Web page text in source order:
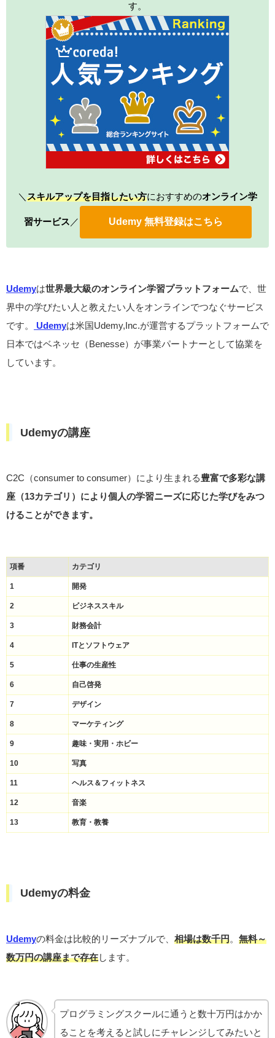
す。
＼ スキルアップを目指したい方におすすめのオンライン学
習サービス ／ Udemy 無料登録はこちら
Udemyは世界最大級のオンライン学習プラットフォームで、世
界中の学びたい人と教えたい人をオンラインでつなぐサービス
です。
Udemyは米国Udemy,Inc.が運営するプラットフォームで
日本ではベネッセ（Benesse）が事業パートナーとして協業を
しています。
Udemyの講座
C2C（consumer to consumer）により生まれる豊富で多彩な講
座（13カテゴリ）により個人の学習ニーズに応じた学びをみつ
けることができます。
項番 カテゴリ
1 開発
2 ビジネススキル
3 財務会計
4 ITとソフトウェア
5 仕事の生産性
6 自己啓発
7 デザイン
8 マーケティング
9 趣味・実用・ホビー
10 写真
11 ヘルス＆フィットネス
12 音楽
13 教育・教養
Udemyの料金
Udemyの料金は比較的リーズナブルで、 相場は数千円。 無料～
数万円の講座まで存在します。
プログラミングスクールに通うと数十万円はかか
ることを考えると試しにチャレンジしてみたいと